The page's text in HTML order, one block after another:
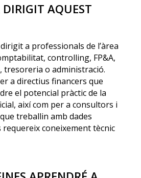
AQUEST
a professionals de l’àrea
controlling, FP&A,
o administració.
a directius financers que
el potencial pràctic de la
així com per a consultors i
treballin amb dades
requereix coneixement tècnic